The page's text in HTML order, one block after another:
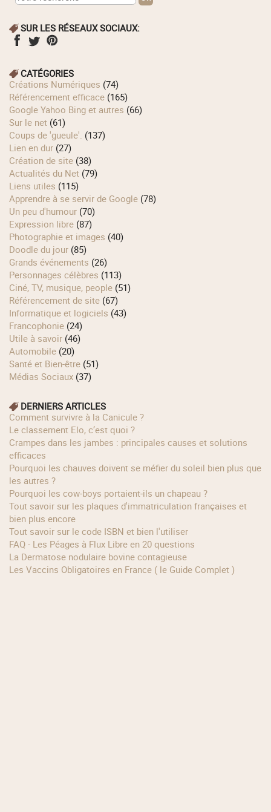
SUR LES RÉSEAUX SOCIAUX:
CATÉGORIES
Créations Numériques (74)
Référencement efficace (165)
Google Yahoo Bing et autres (66)
Sur le net (61)
Coups de 'gueule'. (137)
Lien en dur (27)
Création de site (38)
Actualités du Net (79)
Liens utiles (115)
Apprendre à se servir de Google (78)
Un peu d'humour (70)
Expression libre (87)
Photographie et images (40)
Doodle du jour (85)
Grands événements (26)
Personnages célèbres (113)
Ciné, TV, musique, people (51)
Référencement de site (67)
Informatique et logiciels (43)
Francophonie (24)
Utile à savoir (46)
Automobile (20)
Santé et Bien-être (51)
Médias Sociaux (37)
DERNIERS ARTICLES
Comment survivre à la Canicule ?
Le classement Elo, c’est quoi ?
Crampes dans les jambes : principales causes et solutions
efficaces
Pourquoi les chauves doivent se méfier du soleil bien plus que
les autres ?
Pourquoi les cow‑boys portaient‑ils un chapeau ?
Tout savoir sur les plaques d'immatriculation françaises et
bien plus encore
Tout savoir sur le code ISBN et bien l'utiliser
FAQ - Les Péages à Flux Libre en 20 questions
La Dermatose nodulaire bovine contagieuse
Les Vaccins Obligatoires en France ( le Guide Complet )